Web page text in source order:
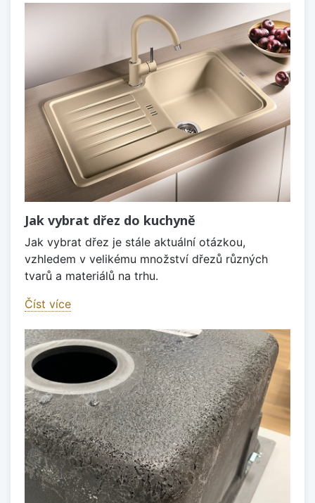
Jak vybrat dřez do kuchyně
Jak vybrat dřez je stále aktuální otázkou,
vzhledem v velikému množství dřezů různých
tvarů a materiálů na trhu.
Číst více